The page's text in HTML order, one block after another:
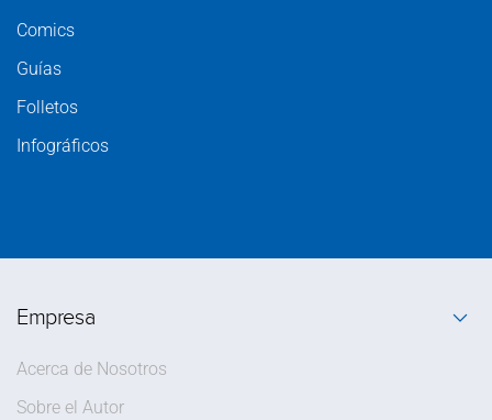
Comics
Guías
Folletos
Infográficos
Empresa
Acerca de Nosotros
Sobre el Autor